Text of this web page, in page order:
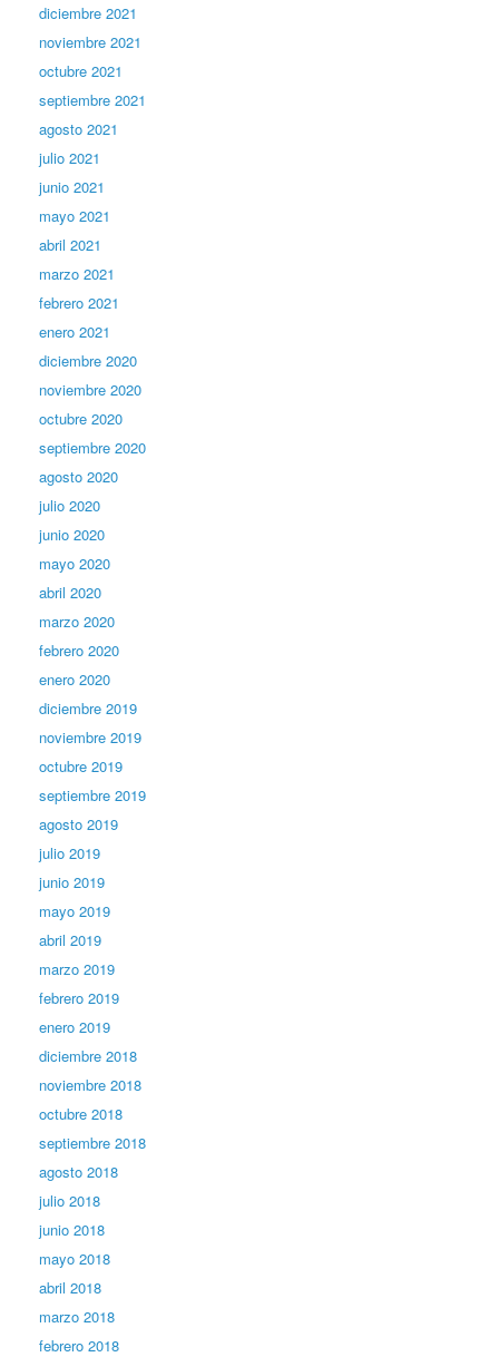
diciembre 2021
noviembre 2021
octubre 2021
septiembre 2021
agosto 2021
julio 2021
junio 2021
mayo 2021
abril 2021
marzo 2021
febrero 2021
enero 2021
diciembre 2020
noviembre 2020
octubre 2020
septiembre 2020
agosto 2020
julio 2020
junio 2020
mayo 2020
abril 2020
marzo 2020
febrero 2020
enero 2020
diciembre 2019
noviembre 2019
octubre 2019
septiembre 2019
agosto 2019
julio 2019
junio 2019
mayo 2019
abril 2019
marzo 2019
febrero 2019
enero 2019
diciembre 2018
noviembre 2018
octubre 2018
septiembre 2018
agosto 2018
julio 2018
junio 2018
mayo 2018
abril 2018
marzo 2018
febrero 2018